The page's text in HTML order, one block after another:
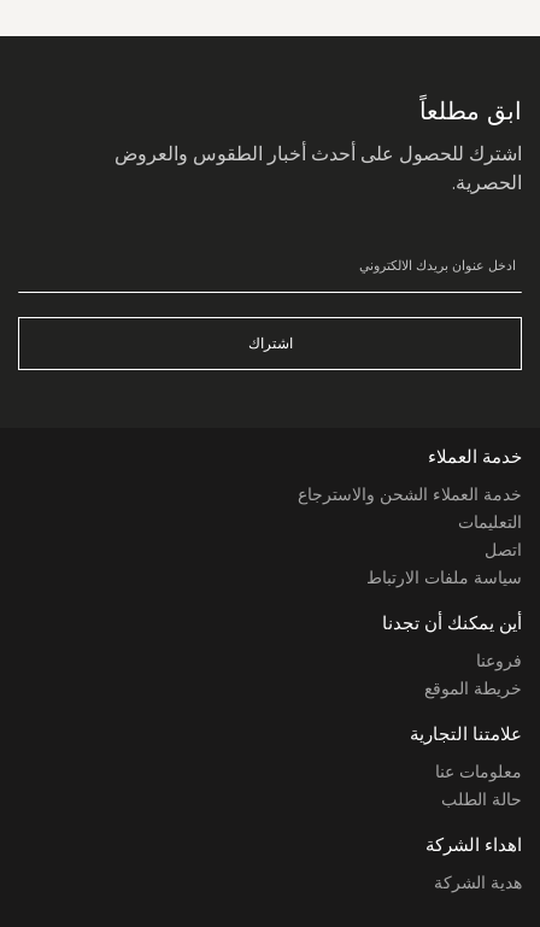
ابق مطلعاً
اشترك للحصول على أحدث أخبار الطقوس والعروض
الحصرية.
اشتراك
خدمة العملاء
خدمة العملاء الشحن والاسترجاع
التعليمات
اتصل
سياسة ملفات الارتباط
أين يمكنك أن تجدنا
فروعنا
خريطة الموقع
علامتنا التجارية
معلومات عنا
حالة الطلب
اهداء الشركة
هدية الشركة